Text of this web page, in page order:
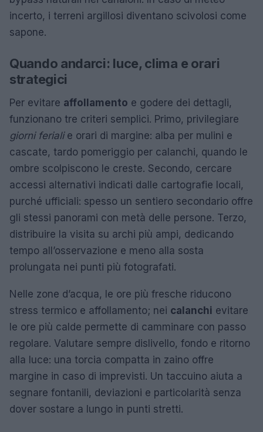
incerto, i terreni argillosi diventano scivolosi come
sapone.
Quando andarci: luce, clima e orari
strategici
Per evitare affollamento e godere dei dettagli,
funzionano tre criteri semplici. Primo, privilegiare
giorni ferialie orari di margine: alba per mulini e
cascate, tardo pomeriggio per calanchi, quando le
ombre scolpiscono le creste. Secondo, cercare
accessi alternativi indicati dalle cartografie locali,
purché ufficiali: spesso un sentiero secondario offre
gli stessi panorami con metà delle persone. Terzo,
distribuire la visita su archi più ampi, dedicando
tempo all’osservazione e meno alla sosta
prolungata nei punti più fotografati.
Nelle zone d’acqua, le ore più fresche riducono
stress termico e affollamento; nei calanchi evitare
le ore più calde permette di camminare con passo
regolare. Valutare sempre dislivello, fondo e ritorno
alla luce: una torcia compatta in zaino offre
margine in caso di imprevisti. Un taccuino aiuta a
segnare fontanili, deviazioni e particolarità senza
dover sostare a lungo in punti stretti.